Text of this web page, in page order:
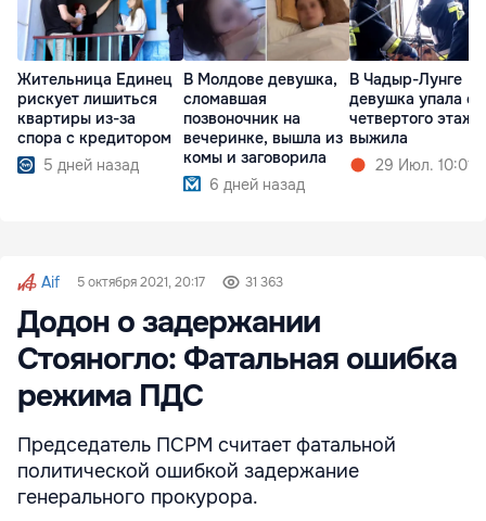
Жительница Единец
рискует лишиться
квартиры из-за
спора с кредитором
5 дней назад
В Молдове девушка,
сломавшая
позвоночник на
вечеринке, вышла из
комы и заговорила
6 дней назад
В Чадыр-Лунге
девушка упала с
четвертого
выжила
29 Июл. 10:01
Aif 5 октября 2021, 20:17 31 363
Додон о задержании
Стояногло: Фатальная ошибка
режима ПДС
Председатель ПСРМ считает фатальной
политической ошибкой задержание
генерального прокурора.